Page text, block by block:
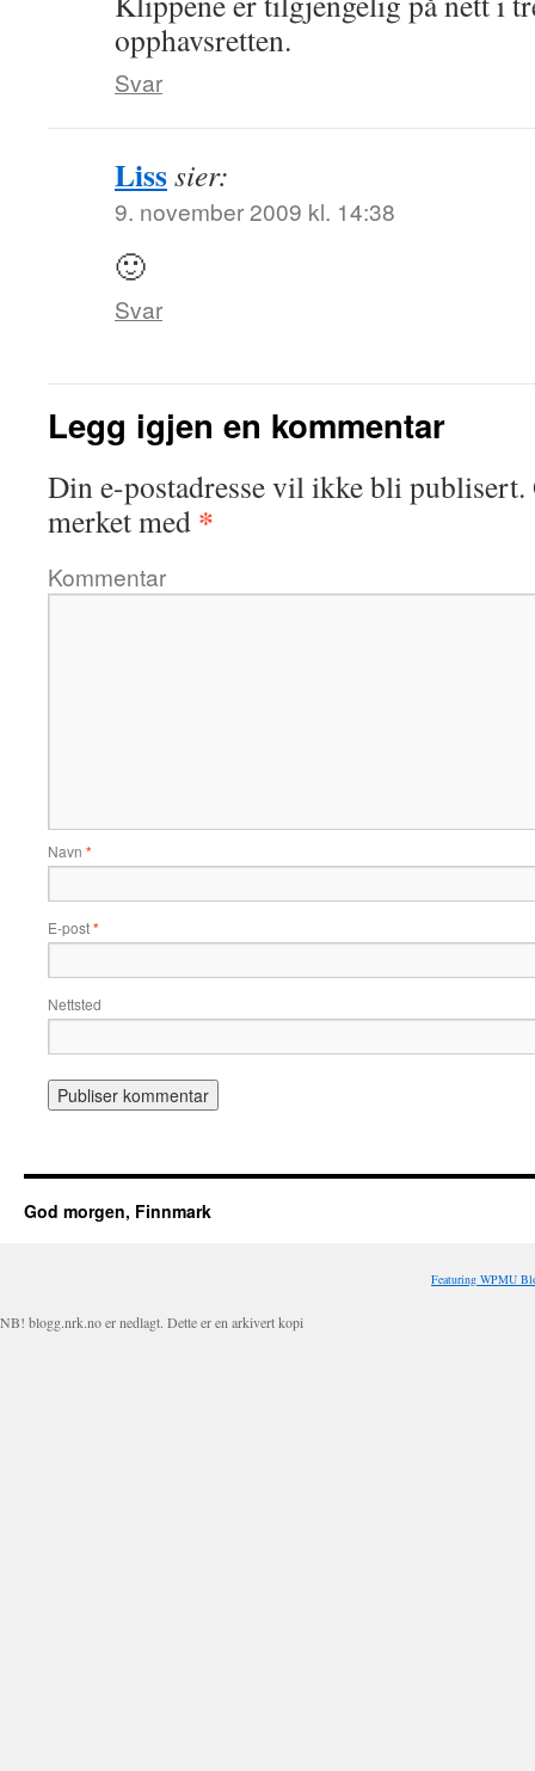
opphavsretten.
Svar
Lisssier:
9. november 2009 kl. 14:38
🙂
Svar
Legg igjen en kommentar
Din e-postadresse vil ikke bli publisert.
merket med *
Kommentar
Navn *
E-post*
Nettsted
God morgen, Finnmark
Featuring WPMU
NB! blogg.nrk.no er nedlagt. Dette er en arkivert kopi